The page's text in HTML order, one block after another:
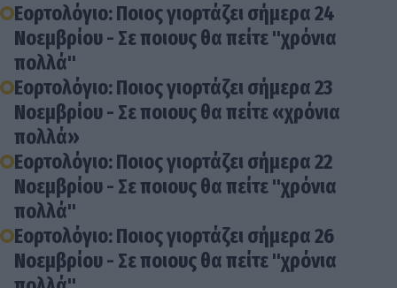
Εορτολόγιο: Ποιος γιορτάζει σήμερα 24
Νοεμβρίου - Σε ποιους θα πείτε "χρόνια
πολλά"
Εορτολόγιο: Ποιος γιορτάζει σήμερα 23
Νοεμβρίου - Σε ποιους θα πείτε «χρόνια
πολλά»
Εορτολόγιο: Ποιος γιορτάζει σήμερα 22
Νοεμβρίου - Σε ποιους θα πείτε "χρόνια
πολλά"
Εορτολόγιο: Ποιος γιορτάζει σήμερα 26
Νοεμβρίου - Σε ποιους θα πείτε "χρόνια